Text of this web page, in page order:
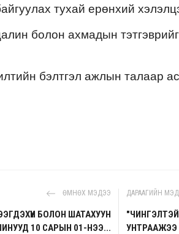
тухай ерөнхий
болон ахмадын
бэлтгэл ажлын талаар
ӨМНӨХ МЭДЭЭ
БОЛОН ШАТАХУУН
10 САРЫН 01-НЭЭ...
ДАРААГИЙН
УНТРААЖЭЭ